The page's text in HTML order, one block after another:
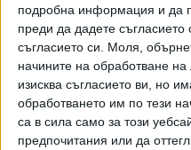
подробна информация и да
преди да дадете
съгласието си.
Моля,
начините на обработване
изисква съгласието ви, но
обработването им по тези
са в сила само за този
предпочитания или да
14 Юни 2020